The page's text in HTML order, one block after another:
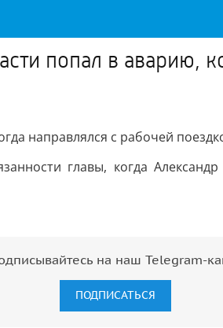
попал в аварию,
направлялся с рабочей
главы, когда
на наш Telegram-
ПОДПИСАТЬСЯ